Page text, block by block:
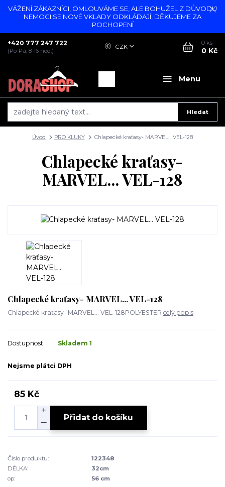
VÁŽENÍ ZÁKAZNÍCI, OMLOUVÁME SE, ALE BOHUŽEL Z DŮVODU
NEMOCI SE NOVÉ VKLADY ODKLÁDAJÍ, DĚKUJEME ZA
POCHOPENÍ
Menu
CZK
Hledat
+420 777 247 722
(Po-Pá, 8-16 hod.)
0 ks
0 Kč
Úvod PRO KLUKY Chlapecké kraťasy- MARVEL... VEL-128
Chlapecké kraťasy-
MARVEL... VEL-128
Chlapecké kraťasy- MARVEL... VEL-128
Chlapecké kraťasy- MARVEL... VEL-128POLYESTER celý popis
Dostupnost Skladem 1
Nejsme plátci DPH
85 Kč
Přidat do košíku
Číslo produktu:
122348
DÉLKA:
32cm
op:
56 cm